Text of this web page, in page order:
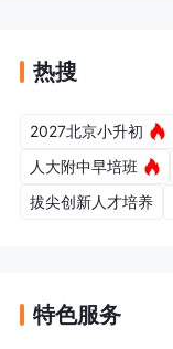
热搜
2027北京小升初
人大附中早培班
拔尖创新人才培养
特色服务